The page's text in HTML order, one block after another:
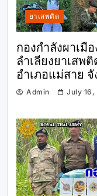
ยาเสพติด
กองกำลังผาเมื
ลำเลียงยาเสพ
อำเภอแม่สาย จั
Admin July 16,